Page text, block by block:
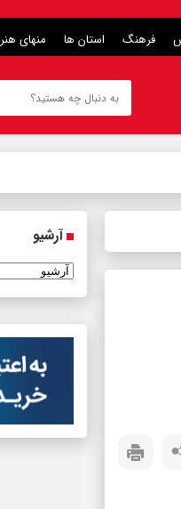
فرهنگ استان ها منهای هنر
آرشیو